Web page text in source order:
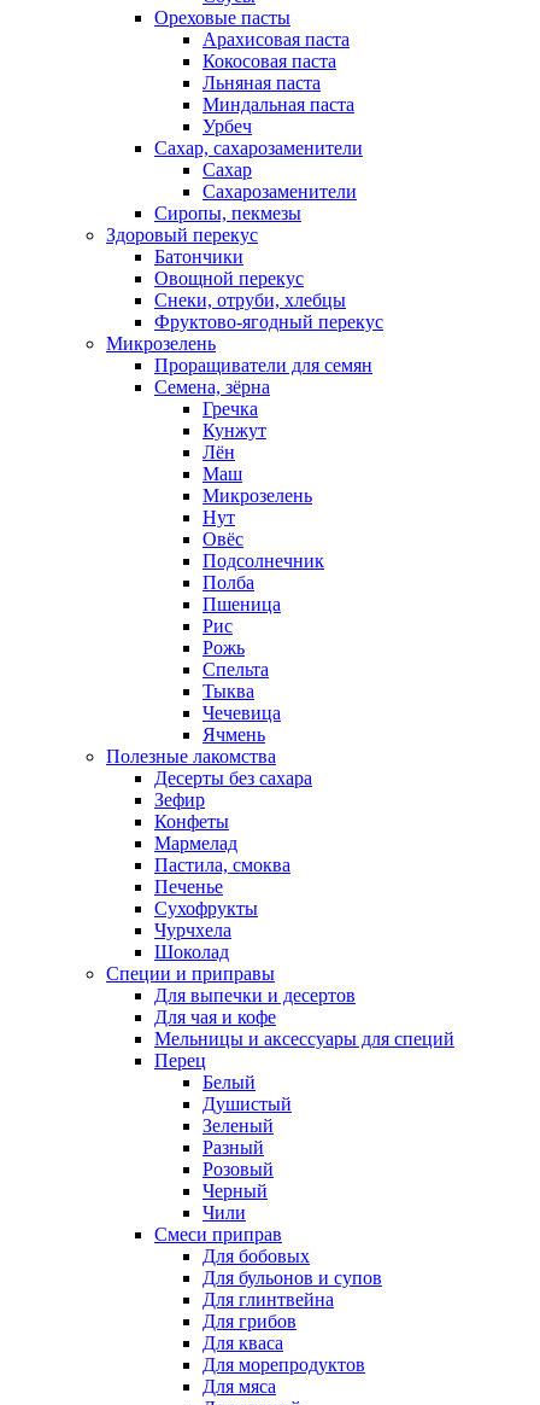
Ореховые пасты
Арахисовая паста
Кокосовая паста
Льняная паста
Миндальная паста
Урбеч
Сахар, сахарозаменители
Сахар
Сахарозаменители
Сиропы, пекмезы
Здоровый перекус
Батончики
Овощной перекус
Снеки, отруби, хлебцы
Фруктово-ягодный перекус
Микрозелень
Проращиватели для семян
Семена, зёрна
Гречка
Кунжут
Лён
Маш
Микрозелень
Нут
Овёс
Подсолнечник
Полба
Пшеница
Рис
Рожь
Спельта
Тыква
Чечевица
Ячмень
Полезные лакомства
Десерты без сахара
Зефир
Конфеты
Мармелад
Пастила, смоква
Печенье
Сухофрукты
Чурчхела
Шоколад
Специи и приправы
Для выпечки и десертов
Для чая и кофе
Мельницы и аксессуары для специй
Перец
Белый
Душистый
Зеленый
Разный
Розовый
Черный
Чили
Смеси приправ
Для бобовых
Для бульонов и супов
Для глинтвейна
Для грибов
Для кваса
Для морепродуктов
Для мяса